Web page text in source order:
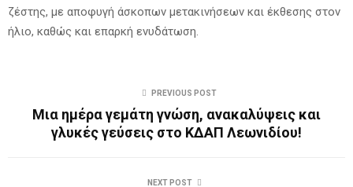
ζέστης, με αποφυγή άσκοπων μετακινήσεων και έκθεσης στον
ήλιο, καθώς και επαρκή ενυδάτωση.
PREVIOUS POST
Μια ημέρα γεμάτη γνώση, ανακαλύψεις και
γλυκές γεύσεις στο ΚΔΑΠ Λεωνιδίου!
NEXT POST